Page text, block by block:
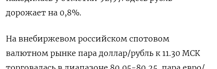
дорожает на 0,8%.
На внебиржевом российском спотовом
валютном рынке пара доллар/рубль к 11.30 МСК